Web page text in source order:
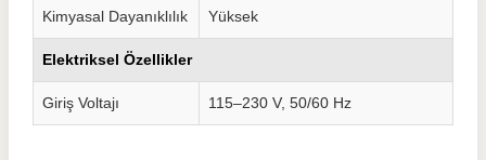
Kimyasal Dayanıklılık Yüksek
Elektriksel Özellikler
Giriş Voltajı 115–230 V, 50/60 Hz